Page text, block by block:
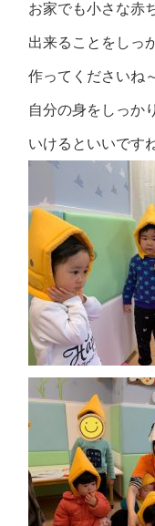
お家でも小さな赤
出来ることをしっ
作ってくださいね
自分の身をしっか
いけるといいです